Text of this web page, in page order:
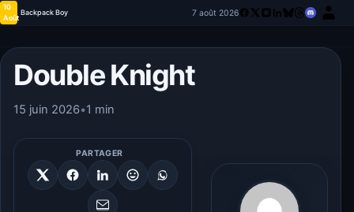
10
Août
Backpack Boy 7 août 2026
Double Knight
15 juin 2026•1 min
PARTAGER